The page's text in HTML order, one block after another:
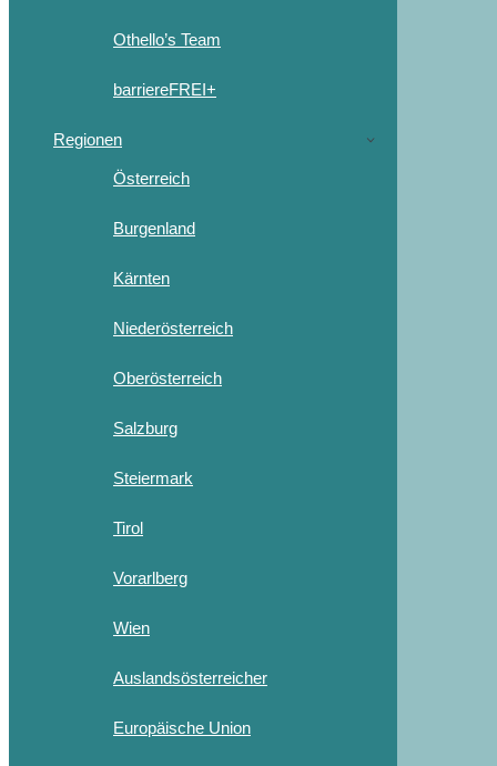
Othello’s Team
barriereFREI+
Regionen
Österreich
Burgenland
Kärnten
Niederösterreich
Oberösterreich
Salzburg
Steiermark
Tirol
Vorarlberg
Wien
Auslandsösterreicher
Europäische Union